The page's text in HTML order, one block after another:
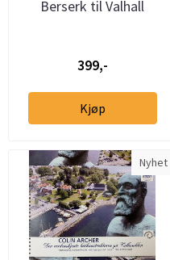
Berserk til Valhall
399,-
Kjøp
Nyhet